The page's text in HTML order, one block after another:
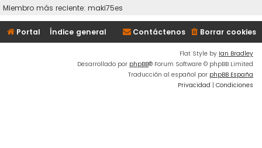
Miembro más reciente: maki75es
Portal Índice general Borrar cookies
Contáctenos
Flat Style by Ian Bradley
Desarrollado por phpBB® Forum Software © phpBB Limited
Traducción al español por phpBB España
Privacidad | Condiciones